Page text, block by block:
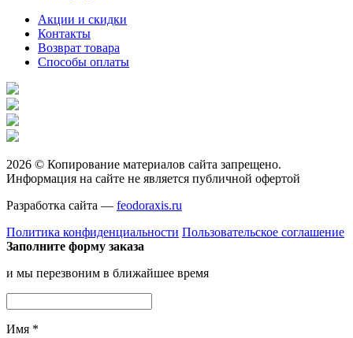
Акции и скидки
Контакты
Возврат товара
Способы оплаты
2026 © Копирование материалов сайта запрещено.
Информация на сайте не является публичной офертой
Разработка сайта — feodoraxis.ru
Политика конфиденциальности Пользовательское соглашение
Заполните форму заказа
и мы перезвоним в ближайшее время
Имя *